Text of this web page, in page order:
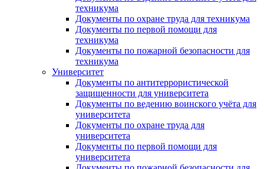
техникума
Документы по охране труда для техникума
Документы по первой помощи для
техникума
Документы по пожарной безопасности для
техникума
Университет
Документы по антитеррористической
защищенности для университета
Документы по ведению воинского учёта для
университета
Документы по охране труда для
университета
Документы по первой помощи для
университета